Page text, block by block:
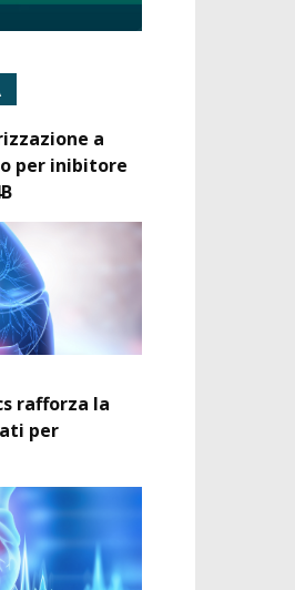
a
per inibitore
rafforza la
per